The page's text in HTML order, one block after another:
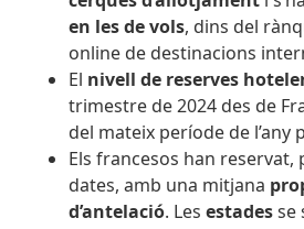
en les de vols, dins del
online de destinacions
El nivell de reserves
trimestre de 2024 des de
del mateix període de l’any
Els francesos han reservat,
dates, amb una mitjana
d’antelació. Lesestadesse